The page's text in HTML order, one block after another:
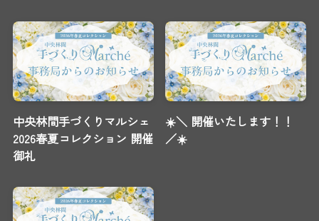
中央林間手づくりマルシェ
2026春夏コレクション 開催
御礼
☀️＼ 開催いたします！！
／☀️